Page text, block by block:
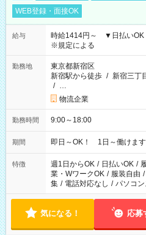
WEB登録・面接OK
給与
時給1414円～ ▼日払い
※規定による
勤務地
東京都新宿区
新宿駅から徒歩 / 新宿三丁
/ …
物流企業
勤務時間 9:00～18:00
期間 即日～OK！ 1日～働けます
特徴 週1日からOK / 日払いOK /
業・WワークOK / 服装自由 /
集 / 電話対応なし / パソコ
気になる！ 応募